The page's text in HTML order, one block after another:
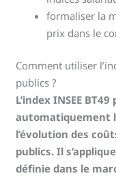
formaliser la
prix dans le
Comment utiliser
publics ?
L’index INSEE
automatiquement
l’évolution des
publics. Il
définie dans le